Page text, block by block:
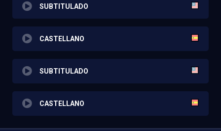
SUBTITULADO
CASTELLANO
SUBTITULADO
CASTELLANO